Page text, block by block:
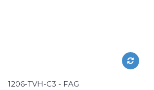
1206-TVH-C3 - FAG